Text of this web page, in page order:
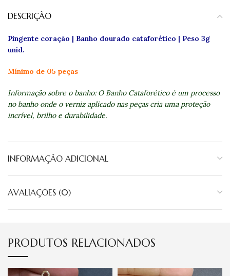
DESCRIÇÃO
Pingente coração | Banho dourado cataforético | Peso 3g
unid.
Mínimo de 05 peças
Informação sobre o banho: O Banho Cataforético é um processo
no banho onde o verniz aplicado nas peças cria uma proteção
incrível, brilho e durabilidade.
INFORMAÇÃO ADICIONAL
AVALIAÇÕES (0)
PRODUTOS RELACIONADOS